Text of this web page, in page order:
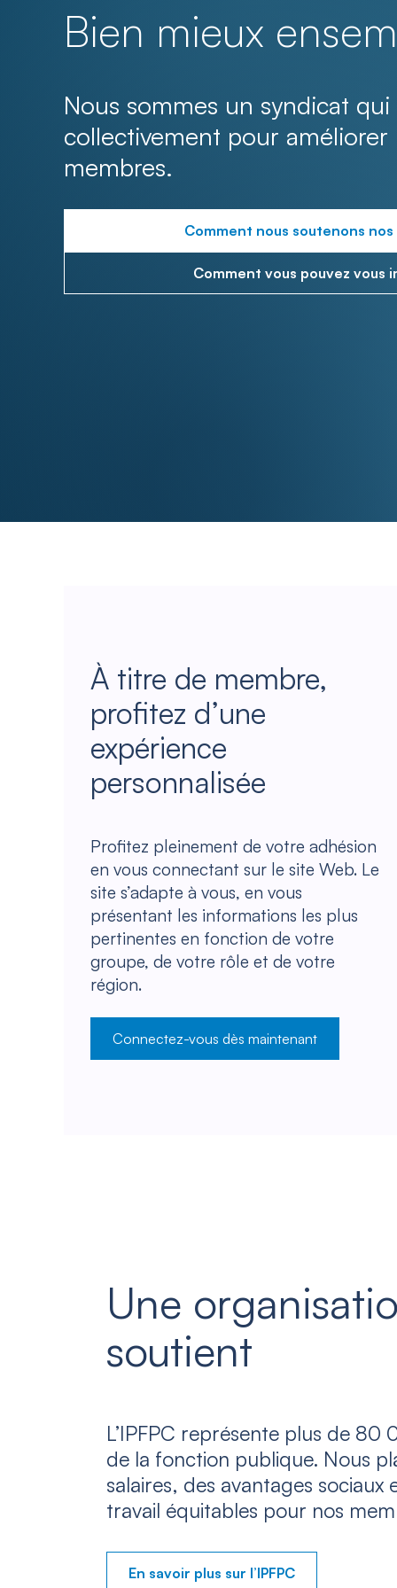
Bien mieux
Nous sommes un syndicat
collectivement pour améliorer
membres.
Comment nous soutenons
Comment vous pouvez vous
À titre de membre,
profitez d’une
expérience
personnalisée
Profitez pleinement de votre adhésion
en vous connectant sur le site Web. Le
site s’adapte à vous, en vous
présentant les informations les plus
pertinentes en fonction de votre
groupe, de votre rôle et de votre
région.
Connectez-vous dès maintenant
Une
soutient
L’IPFPC représente plus de 80
de la fonction publique. Nous
salaires, des avantages sociaux
travail équitables pour nos
En savoir plus sur l’IPFPC